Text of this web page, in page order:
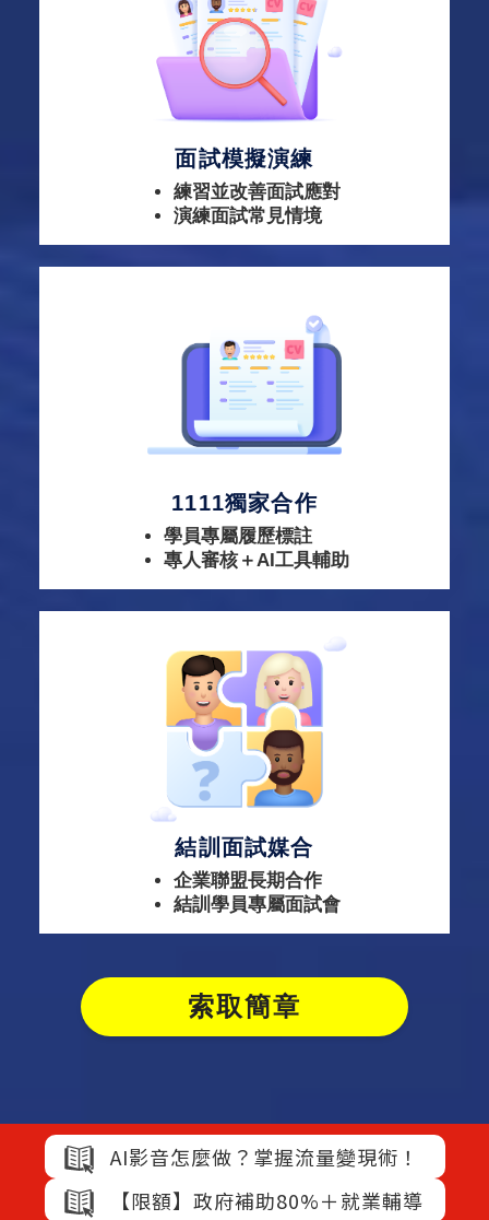
面試模擬演練
練習並改善面試應對
演練面試常見情境
1111獨家合作
學員專屬履歷標註
專人審核＋AI工具輔助
結訓面試媒合
企業聯盟長期合作
結訓學員專屬面試會
索取簡章